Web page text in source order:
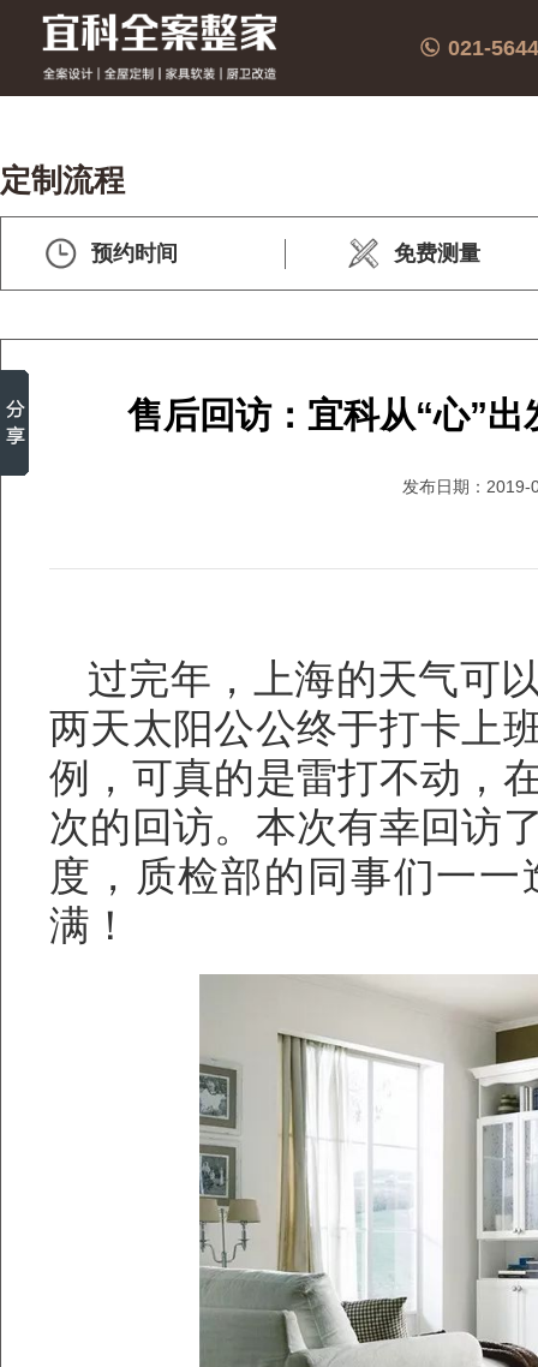
021-
定制流程
预约时间 免费测量
售后回访：宜科从“心”
发布日期：2019-
过完年，上海的天气可
两天太阳公公终于打卡上
例，可真的是雷打不动，
次的回访。本次有幸回访
度，质检部的同事们一
满！